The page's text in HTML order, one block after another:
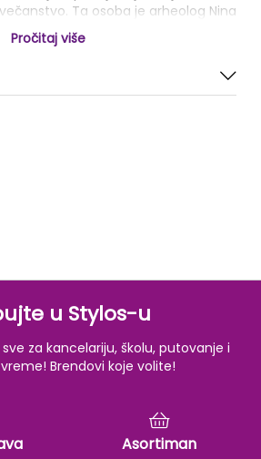
Ta osoba je arheolog Nina
poginuli tražeći drevni kontinent, a
činjenica njenog života.
i upornog istraživanja Nina veruje
se Atlantida nalazi. Kada joj
Kristijan Frost ponudi
Pročitaj više
u Stylos-u
za kancelariju, školu, putovanje i
Brendovi koje volite!
Asortiman